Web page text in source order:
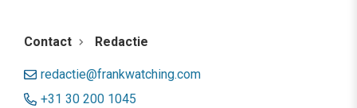
Contact Redactie
redactie@frankwatching.com
+31 30 200 1045